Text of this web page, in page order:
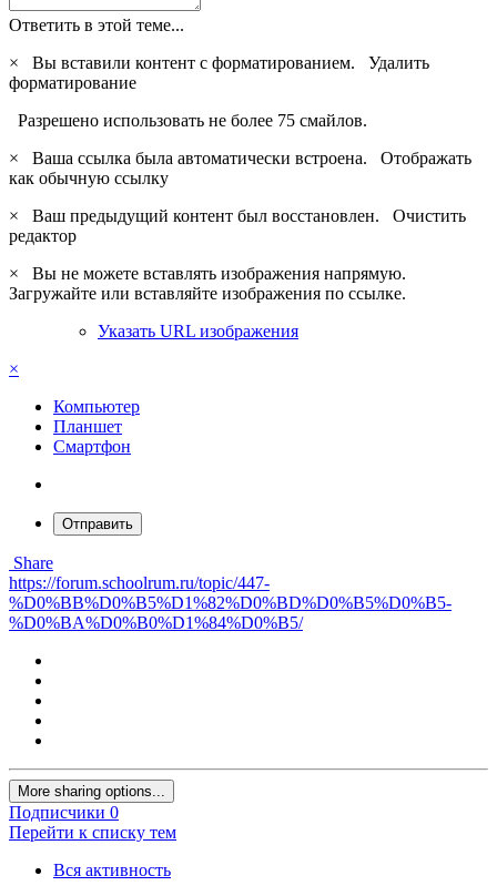
Ответить в этой теме...
×
Вы вставили контент с форматированием. Удалить
форматирование
Разрешено использовать не более 75 смайлов.
×
Ваша ссылка была автоматически встроена. Отображать
как обычную ссылку
×
Ваш предыдущий контент был восстановлен. Очистить
редактор
×
Вы не можете вставлять изображения напрямую.
Загружайте или вставляйте изображения по ссылке.
Указать URL изображения
×
Компьютер
Планшет
Смартфон
Отправить
Share
https://forum.schoolrum.ru/topic/447-
%D0%BB%D0%B5%D1%82%D0%BD%D0%B5%D0%B5-
%D0%BA%D0%B0%D1%84%D0%B5/
More sharing options...
Подписчики 0
Перейти к списку тем
Вся активность